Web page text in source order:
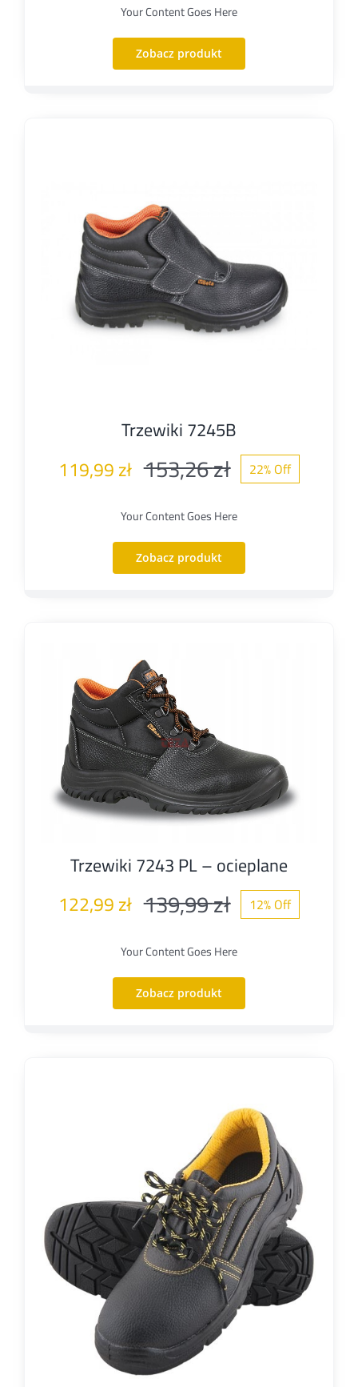
cena
wynosiła:
144,99 zł.
cena
wynosi:
105,99 zł.
Your Content Goes Here
Zobacz produkt
Trzewiki 7245B
153,26zł Pierwotna
cena
wynosiła:
153,26 zł.
119,99zł
Aktualna
cena
wynosi:
119,99 zł.
22% Off
Your Content Goes Here
Zobacz produkt
Trzewiki 7243 PL – ocieplane
139,99zł Pierwotna
cena
wynosiła:
139,99 zł.
122,99zł
Aktualna
cena
wynosi:
122,99 zł.
12% Off
Your Content Goes Here
Zobacz produkt